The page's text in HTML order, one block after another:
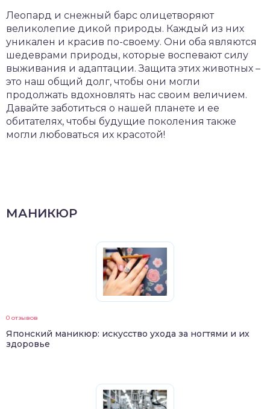
Леопард и снежный барс олицетворяют
великолепие дикой природы. Каждый из них
уникален и красив по-своему. Они оба являются
шедеврами природы, которые воспевают силу
выживания и адаптации. Защита этих животных –
это наш общий долг, чтобы они могли
продолжать вдохновлять нас своим величием.
Давайте заботиться о нашей планете и ее
обитателях, чтобы будущие поколения также
могли любоваться их красотой!
МАНИКЮР
0 отзывов
Японский маникюр: искусство ухода за ногтями и их
здоровье